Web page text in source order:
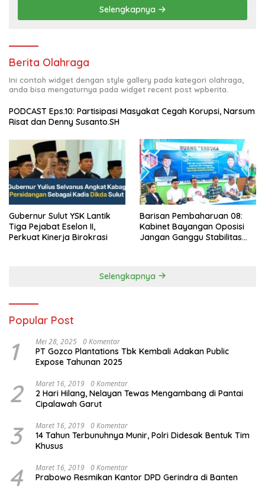
Selengkapnya
Berita Olahraga
Ini contoh widget dengan style gallery pada kategori olahraga,
anda bisa mengaturnya pada widget recent post wpberita.
PODCAST Eps.10: Partisipasi Masyakat Cegah Korupsi, Narsum
Risat dan Denny Susanto.SH
Gubernur Sulut YSK Lantik
Tiga Pejabat Eselon II,
Perkuat Kinerja Birokrasi
Barisan Pembaharuan 08:
Kabinet Bayangan Oposisi
Jangan Ganggu Stabilitas
Selengkapnya
Popular Post
1 Mei 28, 2025 0 Komentar
PT Gozco Plantations Tbk Kembali Adakan Public
Expose Tahunan 2025
2 Maret 16, 2019 0 Komentar
2 Hari Hilang, Nelayan Tewas Mengambang di Pantai
Cipalawah Garut
3 Maret 16, 2019 0 Komentar
14 Tahun Terbunuhnya Munir, Polri Didesak Bentuk Tim
Khusus
4 Maret 16, 2019 0 Komentar
Prabowo Resmikan Kantor DPD Gerindra di Banten